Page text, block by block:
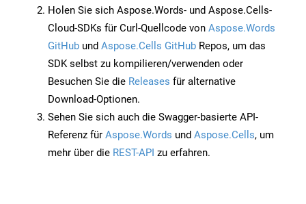
Holen Sie sich Aspose.Words- und Aspose.Cells-
Cloud-SDKs für Curl-Quellcode von Aspose.Words
GitHub und Aspose.Cells GitHub Repos, um das
SDK selbst zu kompilieren/verwenden oder
Besuchen Sie die Releases für alternative
Download-Optionen.
Sehen Sie sich auch die Swagger-basierte API-
Referenz für Aspose.Words und Aspose.Cells, um
mehr über die REST-API zu erfahren.